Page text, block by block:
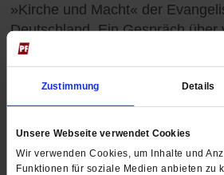
Zustimmung Details
Unsere Webseite verwendet Cookies
Wir verwenden Cookies, um Inhalte und
Funktionen für soziale Medien anbieten zu
»Kirche und Macht« der
Deutschland. Ein Gespräch über
mächtige Landeskirchen und
Kulturwandel. /mehr
Christoph Fleischmann